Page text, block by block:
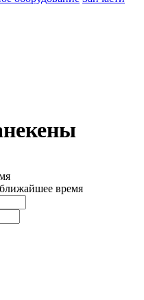
время